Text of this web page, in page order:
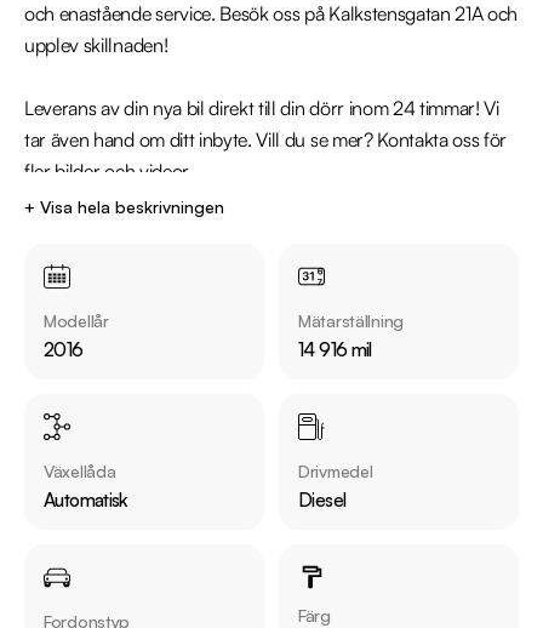
och enastående service. Besök oss på Kalkstensgatan 21A och
upplev skillnaden!
Leverans av din nya bil direkt till din dörr inom 24 timmar! Vi
tar även hand om ditt inbyte. Vill du se mer? Kontakta oss för
fler bilder och videor.
Telefon: 08-572 142 41
Fantastisk BMW 435 d Gran Coupè
- Låg förbrukning
- Fyrhjulsdriften gör det den perfekta bilen året om.
- xDrive / Fyrhjulsdrift
- Harman/Kardon Ljudsystem
+ Visa hela beskrivningen
Modellår
2016
Mätarställning
14 916 mil
Växellåda
Automatisk
Drivmedel
Diesel
Fordonstyp Färg